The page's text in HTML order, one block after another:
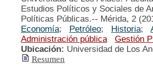
Estudios Políticos y Sociales de
Políticas Públicas.-- Mérida, 2
Economía; Petróleo; Historia;
Administración pública
Gestión
Ubicación: Universidad de Los
Resumen